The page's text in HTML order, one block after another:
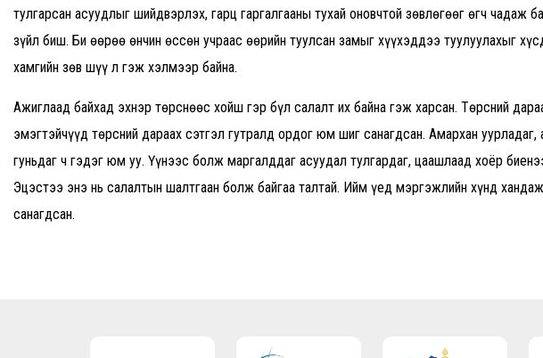
тулгарсан асуудлыг шийдвэрлэх, гарц гаргалгааны тухай оновчтой зөвлөгөөг өгч чадаж
зүйл биш. Би өөрөө өнчин өссөн учраас өөрийн туулсан замыг хүүхэддээ туулуулахыг
хамгийн зөв шүү л гэж хэлмээр байна.
Ажиглаад байхад эхнэр төрснөөс хойш гэр бүл салалт их байна гэж харсан. Төрсний
эмэгтэйчүүд төрсний дараах сэтгэл гутралд ордог юм шиг санагдсан. Амархан
гуньдаг ч гэдэг юм уу. Үүнээс болж маргалддаг асуудал тулгардаг, цаашлаад хоёр
Эцэстээ энэ нь салалтын шалтгаан болж байгаа талтай. Ийм үед мэргэжлийн хүнд
санагдсан.